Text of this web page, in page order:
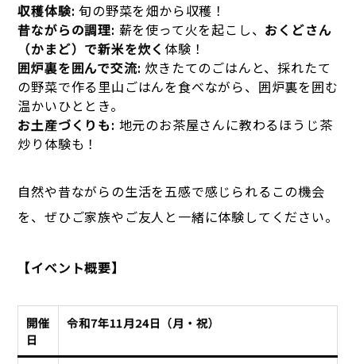
収穫体験: 旬の野菜を畑から収穫！
昔ながらの調理: 薪を使って火を起こし、 おくどさん
（かまど）で新米を炊く 体験！
囲炉裏を囲んで交流: 炊きたてのごはんと、採れたて
の野菜で作る里山ごはんを食べながら、囲炉裏を囲む
温かいひととき。
お土産づくりも: 地元のお茶屋さんに教わるほうじ茶
炒り体験も！
自然や昔ながらの生活を五感で感じられるこの機会
を、ぜひご家族やご友人と一緒に体験してください。
【イベント概要】
開催
日
令和7年11月24日（月・祝）